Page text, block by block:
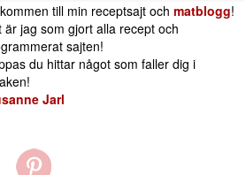
till min receptsajt och matblogg!
är jag som gjort alla recept och
sajten!
du hittar något som faller dig i
Jarl